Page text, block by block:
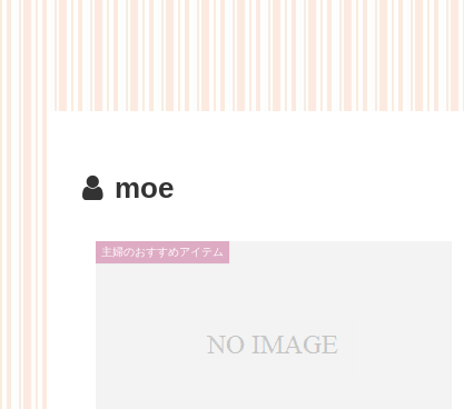
moe
主婦のおすすめアイテム